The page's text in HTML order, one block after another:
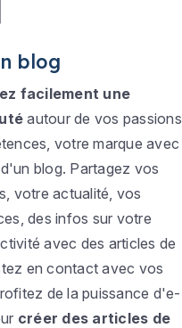
blog
facilement une
autour de vos passions,
votre marque avec
blog. Partagez vos
votre actualité, vos
des infos sur votre
avec des articles de
en contact avec vos
de la puissance d'e-
créer des articles de